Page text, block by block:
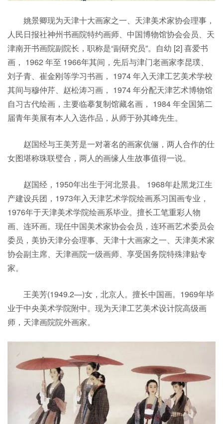
姚景卿现为天津十大画家之一、天津美术家协会理事，
人民日报社神州书画院特约画师、中国博物馆协会会员、天
津南开书画院副院长，职称是“副研究员”。自幼 [2] 喜爱书
画， 1962 年至 1966年其间，先后与津门老画家李昆璞、
刘子青、崔金刚等学习书画， 1974 年入天津工艺美术学校
其间与穆仲芹、赵松涛习画， 1974 年分配天津艺术博物馆
自习古代绘画，主要临摹复制馆藏名画， 1984 年全国第二
届青年美展有本人入选作品，从师于孙其峰先生。
赵国经与王美芳是一对著名的画家伉俪，两人合作的仕
女图堪称珠联璧合，两人的画缘人生故事值得一说。
赵国经，1950年出生于河北景县。 1968年赴黑龙江生
产建设兵团，1973年入天津艺术学院绘画系习国画专业，
1976年于天津美术学院绘画系毕业。擅长工笔重彩人物
画、连环画。现任中国美术家协会会员，连环画艺术委员会
委员，美协天津分会理事、天津十大画家之一、天津美术家
协会副主席、天津画院一级画师、享受国务院特殊津贴专
家。
王美芳(1949.2—)女，北京人。擅长中国画。1969年毕
业于中央美术学院附中。现为天津工艺美术设计院高级画
师，天津画院院外画家。